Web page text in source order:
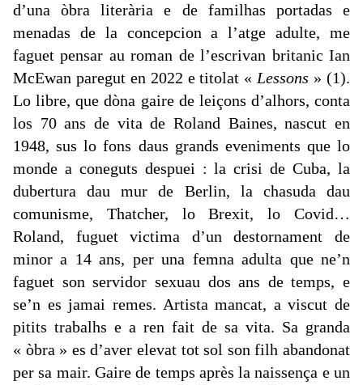
d’una òbra literària e de familhas portadas e
menadas de la concepcion a l’atge adulte, me
faguet pensar au roman de l’escrivan britanic Ian
McEwan paregut en 2022 e titolat « Lessons » (1).
Lo libre, que dòna gaire de leiçons d’alhors, conta
los 70 ans de vita de Roland Baines, nascut en
1948, sus lo fons daus grands eveniments que lo
monde a coneguts despuei : la crisi de Cuba, la
dubertura dau mur de Berlin, la chasuda dau
comunisme, Thatcher, lo Brexit, lo Covid…
Roland, fuguet victima d’un destornament de
minor a 14 ans, per una femna adulta que ne’n
faguet son servidor sexuau dos ans de temps, e
se’n es jamai remes. Artista mancat, a viscut de
pitits trabalhs e a ren fait de sa vita. Sa granda
« òbra » es d’aver elevat tot sol son filh abandonat
per sa mair. Gaire de temps après la naissença e un